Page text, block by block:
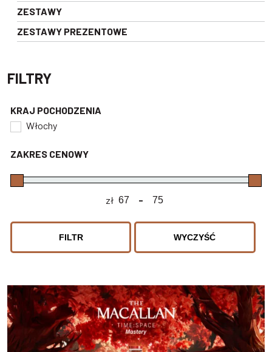
ZESTAWY
ZESTAWY PREZENTOWE
FILTRY
KRAJ POCHODZENIA
Włochy
ZAKRES CENOWY
zł Minimum Price
-
Maximum Price
FILTR WYCZYŚĆ